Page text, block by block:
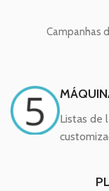
Campanhas
Listas de